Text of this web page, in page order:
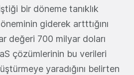
bir döneme tanıklık
giderek artttığını
değeri 700 milyar doları
çözümlerinin bu verileri
yaradığını belirten